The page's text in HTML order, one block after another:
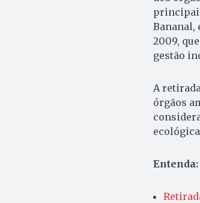
Bananal,
2009,
gestão
A
órgãos
ecológica
Entenda: